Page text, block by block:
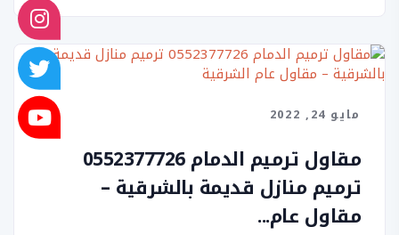
مايو 24, 2022
مقاول ترميم الدمام 0552377726
ترميم منازل قديمة بالشرقية –
مقاول عام...